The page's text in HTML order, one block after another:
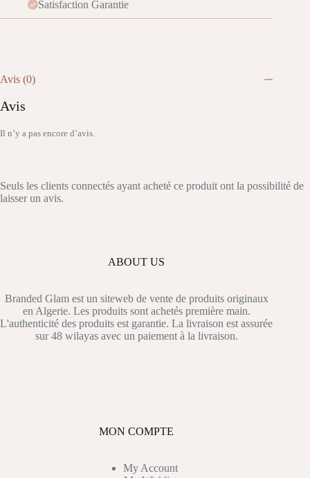
Satisfaction Garantie
Avis (0)
Avis
Il n’y a pas encore d’avis.
Seuls les clients connectés ayant acheté ce produit ont la possibilité de
laisser un avis.
ABOUT US
Branded Glam est un siteweb de vente de produits originaux
en Algerie. Les produits sont achetés première main.
L'authenticité des produits est garantie. La livraison est assurée
sur 48 wilayas avec un paiement à la livraison.
MON COMPTE
My Account